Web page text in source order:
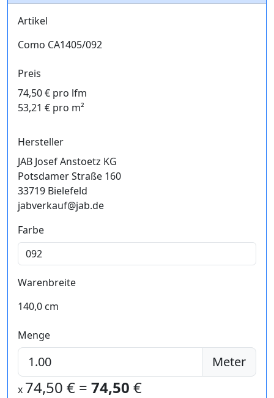
Artikel
Como CA1405/092
Preis
74,50 € pro lfm
53,21 € pro m²
Hersteller
JAB Josef Anstoetz KG
Potsdamer Straße 160
33719 Bielefeld
jabverkauf@jab.de
Farbe
Warenbreite
140,0 cm
Menge
Meter
x 74,50 € = 74,50 €